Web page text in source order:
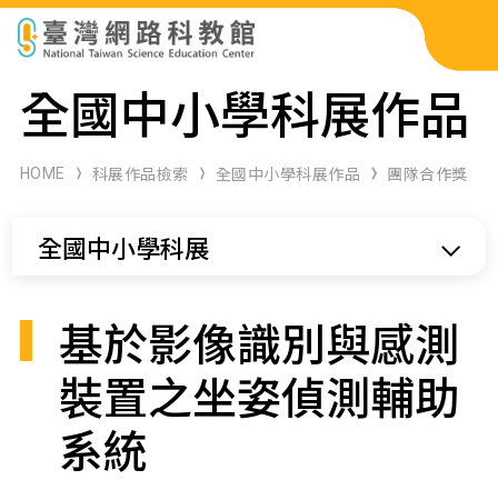
科展作品檢索
科學研習月刊
全國中小學科展作品
HOME 科展作品檢索 全國中小學科展作品 團隊合作獎
全國中小學科展
基於影像識別與感測
裝置之坐姿偵測輔助
系統